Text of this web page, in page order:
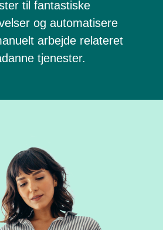
til fantastiske
og automatisere
arbejde relateret
tjenester.